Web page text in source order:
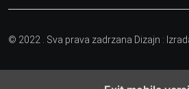
© 2022 . Sva prava zadrzana Dizajn :